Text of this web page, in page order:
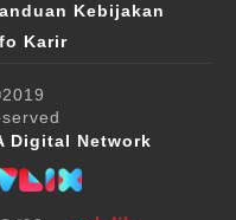
Kebijakan
Karir
Digital Network